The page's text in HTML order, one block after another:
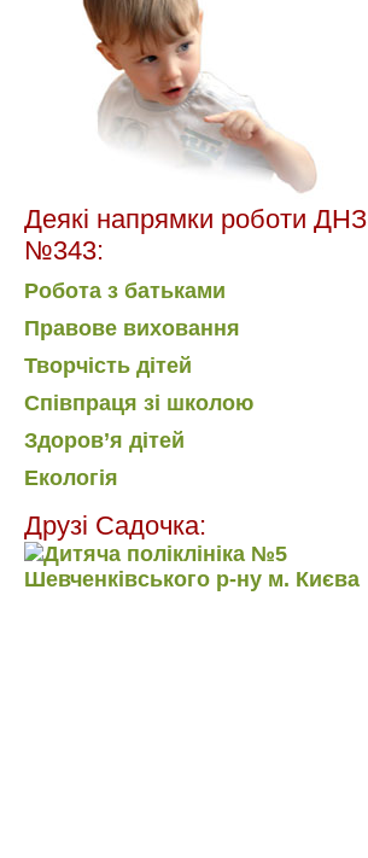
Деякі напрямки роботи ДНЗ
№343:
Робота з батьками
Правове виховання
Творчість дітей
Співпраця зі школою
Здоров’я дітей
Екологія
Друзі Садочка: